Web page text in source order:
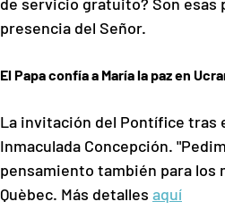
presencia del Señor.
El Papa confía a María la paz en
La invitación del Pontífice tras
Inmaculada Concepción.
pensamiento también para los
Quèbec. Más detalles aquí